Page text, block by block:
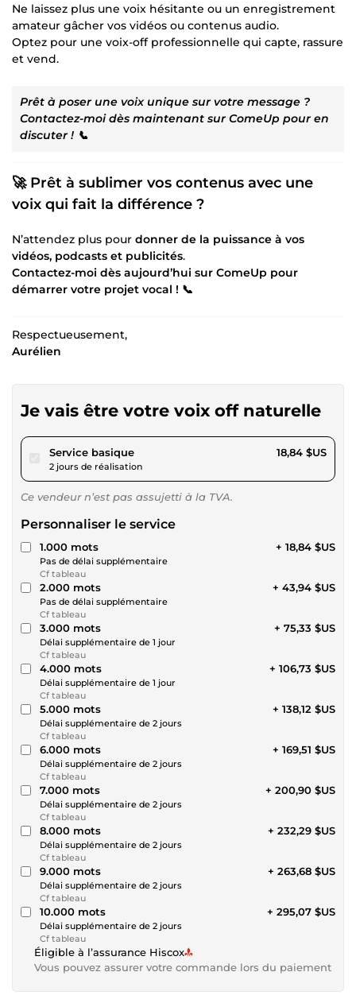
Ne laissez plus une voix hésitante ou un enregistrement
amateur gâcher vos vidéos ou contenus audio.
Optez pour une voix-off professionnelle qui capte, rassure
et vend.
Prêt à poser une voix unique sur votre message ?
Contactez-moi dès maintenant sur ComeUp pour en
discuter ! 📞
🚀 Prêt à sublimer vos contenus avec une
voix qui fait la différence ?
N’attendez plus pour donner de la puissance à vos
vidéos, podcasts et publicités.
Contactez-moi dès aujourd’hui sur ComeUp pour
démarrer votre projet vocal ! 📞
Respectueusement,
Aurélien
Je vais être votre voix off naturelle
Service basiquepour 17,36 $US
2 jours de réalisation
18,84 $US
Ce vendeur n’est pas assujetti à la TVA.
Personnaliser le service
1.000 mots
Pas de délai supplémentaire
Cf tableau
+ 18,84 $US
2.000 mots
Pas de délai supplémentaire
Cf tableau
+ 43,94 $US
3.000 mots
Délai supplémentaire de 1 jour
Cf tableau
+ 75,33 $US
4.000 mots
Délai supplémentaire de 1 jour
Cf tableau
+ 106,73 $US
5.000 mots
Délai supplémentaire de 2 jours
Cf tableau
+ 138,12 $US
6.000 mots
Délai supplémentaire de 2 jours
Cf tableau
+ 169,51 $US
7.000 mots
Délai supplémentaire de 2 jours
Cf tableau
+ 200,90 $US
8.000 mots
Délai supplémentaire de 2 jours
Cf tableau
+ 232,29 $US
9.000 mots
Délai supplémentaire de 2 jours
Cf tableau
+ 263,68 $US
10.000 mots
Délai supplémentaire de 2 jours
Cf tableau
+ 295,07 $US
Éligible à l’assurance Hiscox
Vous pouvez assurer votre commande lors du paiement